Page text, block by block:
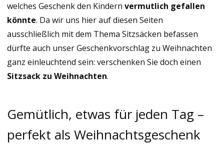
welches Geschenk den Kindern vermutlich gefallen
könnte. Da wir uns hier auf diesen Seiten
ausschließlich mit dem Thema Sitzsäcken befassen
dürfte auch unser Geschenkvorschlag zu Weihnachten
ganz einleuchtend sein: verschenken Sie doch einen
Sitzsack zu Weihnachten.
Gemütlich, etwas für jeden Tag –
perfekt als Weihnachtsgeschenk